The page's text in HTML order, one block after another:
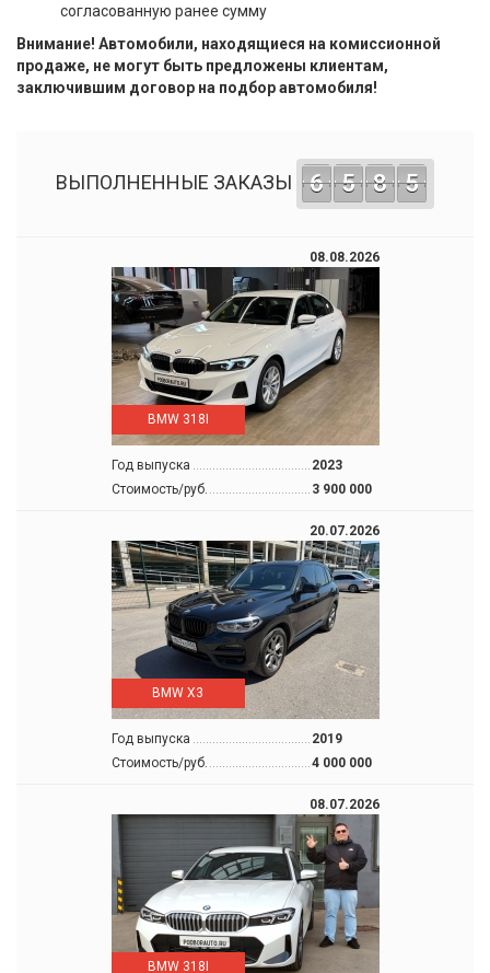
согласованную ранее сумму
Внимание! Автомобили, находящиеся на комиссионной
продаже, не могут быть предложены клиентам,
заключившим договор на подбор автомобиля!
ВЫПОЛНЕННЫЕ ЗАКАЗЫ 6 5 8 5
08.08.2026
BMW 318I
Год выпуска
2023
Стоимость/руб.
3 900 000
20.07.2026
BMW X3
Год выпуска
2019
Стоимость/руб.
4 000 000
08.07.2026
BMW 318I